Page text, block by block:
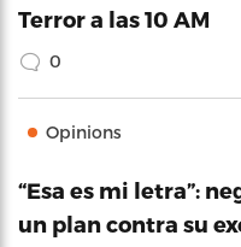
Terror a las 10 AM
0
Opinions
“Esa es mi letra”:
un plan contra su